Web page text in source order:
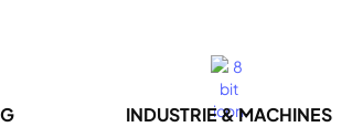
INDUSTRIE & MACHINES